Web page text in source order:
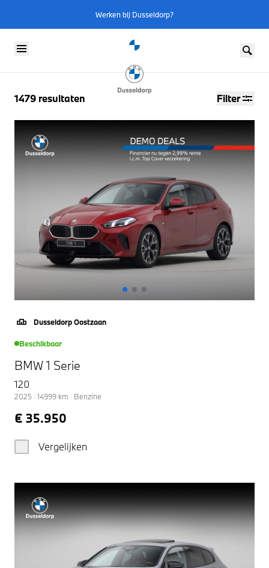
Werken bij Dusseldorp?
1479 resultaten Filter
Dusseldorp Oostzaan
Beschikbaar
BMW 1 Serie
120
2025 14999 km Benzine
€ 35.950
Vergelijken